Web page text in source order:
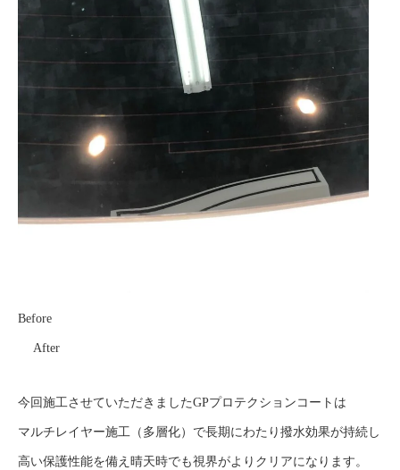
Before
After
今回施工させていただきましたGPプロテクションコートは
マルチレイヤー施工（多層化）で長期にわたり撥水効果が持続し
高い保護性能を備え晴天時でも視界がよりクリアになります。